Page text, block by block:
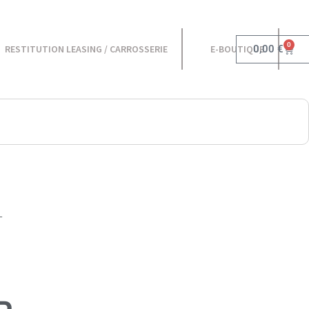
RESTITUTION LEASING / CARROSSERIE E-BOUTIQUE0,00 € 0